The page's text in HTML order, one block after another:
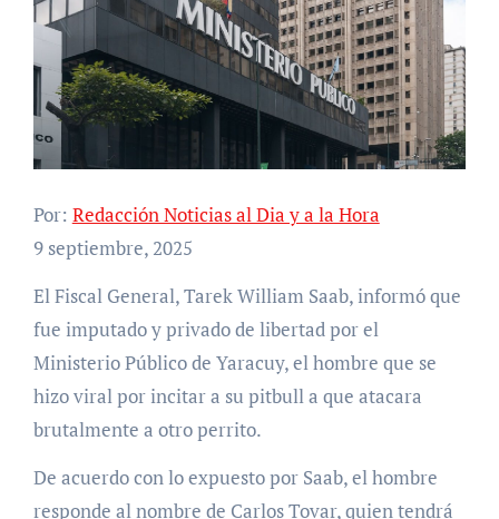
Por: Redacción Noticias al Dia y a la Hora
9 septiembre, 2025
El Fiscal General, Tarek William Saab, informó que
fue imputado y privado de libertad por el
Ministerio Público de Yaracuy, el hombre que se
hizo viral por incitar a su pitbull a que atacara
brutalmente a otro perrito.
De acuerdo con lo expuesto por Saab, el hombre
responde al nombre de Carlos Tovar, quien tendrá